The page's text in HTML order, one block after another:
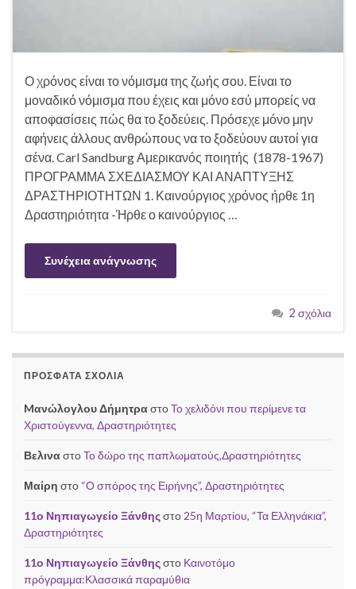
Ο χρόνος είναι το νόμισμα της ζωής σου. Είναι το
μοναδικό νόμισμα που έχεις και μόνο εσύ μπορείς να
αποφασίσεις πώς θα το ξοδεύεις. Πρόσεχε μόνο μην
αφήνεις άλλους ανθρώπους να το ξοδεύουν αυτοί για
σένα. Carl Sandburg Αμερικανός ποιητής (1878-1967)
ΠΡΟΓΡΑΜΜΑ ΣΧΕΔΙΑΣΜΟΥ ΚΑΙ ΑΝΑΠΤΥΞΗΣ
ΔΡΑΣΤΗΡΙΟΤΗΤΩΝ 1. Καινούργιος χρόνος ήρθε 1η
Δραστηριότητα -Ήρθε ο καινούργιος …
Συνέχεια ανάγνωσης
2 σχόλια
ΠΡΌΣΦΑΤΑ ΣΧΌΛΙΑ
Mανώλογλου ΔήμητραστοΤο χελιδόνι που περίμενε τα
Χριστούγεννα, Δραστηριότητες
ΒελιναστοΤο δώρο της παπλωματούς,Δραστηριότητες
Μαίρη στο “Ο σπόρος της Ειρήνης”, Δραστηριότητες
11ο Νηπιαγωγείο Ξάνθηςστο 25η Μαρτίου, “Τα Ελληνάκια”,
Δραστηριότητες
11ο Νηπιαγωγείο Ξάνθηςστο Καινοτόμο
πρόγραμμα:Κλασσικά παραμύθια